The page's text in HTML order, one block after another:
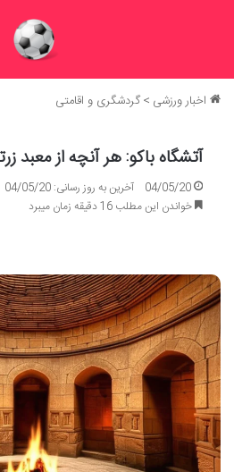
اخبار ورزشی >گردشگری و اقامتی
آتشگاه باکو: هر آنچه از معبد
04/05/20
آخرین به روز رسانی: 04/05/20
خواندن این مطلب 16 دقیقه زمان میبرد